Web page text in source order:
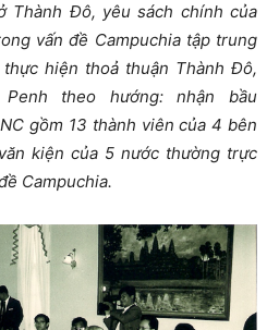
Thành Đô, yêu sách chính của
vấn đề Campuchia tập trung
hiện thoả thuận Thành Đô,
theo hướng: nhận bầu
gồm 13 thành viên của 4 bên
kiện của 5 nước thường trực
Campuchia.